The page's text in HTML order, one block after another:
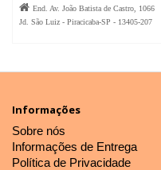
 End. Av. João Batista de Castro, 1066
Jd. São Luiz - Piracicaba-SP - 13405-207
Informações
Sobre nós
Informações de Entrega
Política de Privacidade